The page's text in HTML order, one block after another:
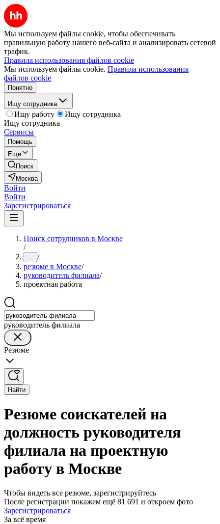
Мы используем файлы cookie, чтобы обеспечивать
правильную работу нашего веб-сайта и анализировать сетевой
трафик.
Правила использования файлов cookie
Мы используем файлы cookie. Правила использования
файлов cookie
Понятно
Ищу сотрудника
Ищу работу
Ищу сотрудника
Ищу сотрудника
Сервисы
Помощь
Ещё
Поиск
Москва
Войти
Войти
Зарегистрироваться
Поиск сотрудников в Москве
/
... /
резюме в Москве/
руководитель филиала/
проектная работа
руководитель филиала
Резюме
Найти
Резюме соискателей на
должность руководителя
филиала на проектную
работу в Москве
Чтобы видеть все резюме, зарегистрируйтесь
После регистрации покажем ещё 81 691 и откроем фото
Зарегистрироваться
За всё время